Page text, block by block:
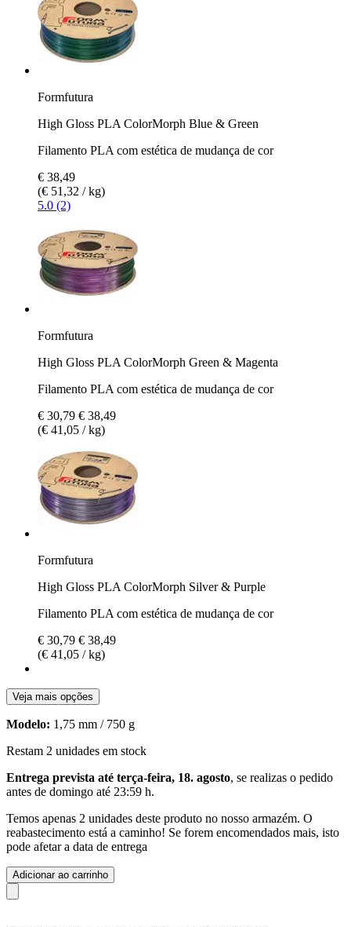
Formfutura
High Gloss PLA ColorMorph Blue & Green
Filamento PLA com estética de mudança de cor
€ 38,49
(€ 51,32 / kg)
5.0 (2)
Formfutura
High Gloss PLA ColorMorph Green & Magenta
Filamento PLA com estética de mudança de cor
€ 30,79 € 38,49
(€ 41,05 / kg)
Formfutura
High Gloss PLA ColorMorph Silver & Purple
Filamento PLA com estética de mudança de cor
€ 30,79 € 38,49
(€ 41,05 / kg)
Veja mais opções
Modelo: 1,75 mm / 750 g
Restam 2 unidades em stock
Entrega prevista até terça-feira, 18. agosto, se realizas o pedido
antes de domingo até 23:59 h.
Temos apenas 2 unidades deste produto no nosso armazém. O
reabastecimento está a caminho! Se forem encomendados mais, isto
pode afetar a data de entrega
Adicionar ao carrinho